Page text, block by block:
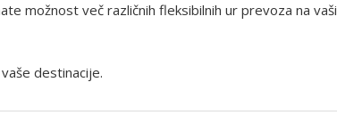
možnost več različnih fleksibilnih ur prevoza na vaši
destinacije.